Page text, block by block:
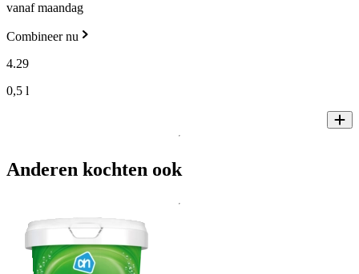
vanaf maandag
Combineer nu
4.29
0,5 l
Anderen kochten ook